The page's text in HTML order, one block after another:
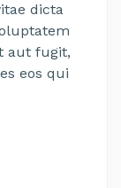
dicta
aut fugit,
eos qui